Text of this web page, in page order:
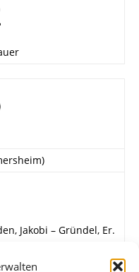
Jakobi – Gründel, Er.
Kuntz.